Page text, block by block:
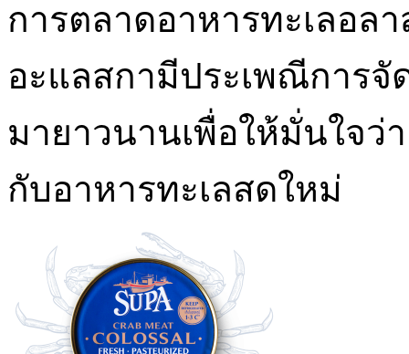
การตลาดอาหารทะเลอล
อะแลสกามีประเพณีการ
มายาวนานเพื่อให้มั่นใจว่
กับอาหารทะเลสดใหม่